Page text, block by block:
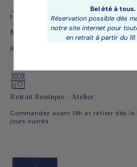
Membre des Relais Desserts
Rassemble l'élite mondiale de la Haute
Retrait Boutique / Atelier
Commandez avant 18h et retirer dès
jours ouvrés
Bel été à tous.
Réservation possible dès
notre site internet pour
en retrait à partir du